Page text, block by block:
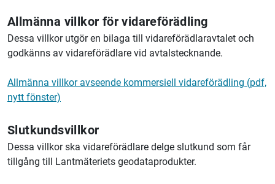
Allmänna villkor för vidareförädling
Dessa villkor utgör en bilaga till vidareförädlaravtalet och
godkänns av vidareförädlare vid avtalstecknande.
Allmänna villkor avseende kommersiell vidareförädling (pdf,
nytt fönster)
Slutkundsvillkor
Dessa villkor ska vidareförädlare delge slutkund som får
tillgång till Lantmäteriets geodataprodukter.